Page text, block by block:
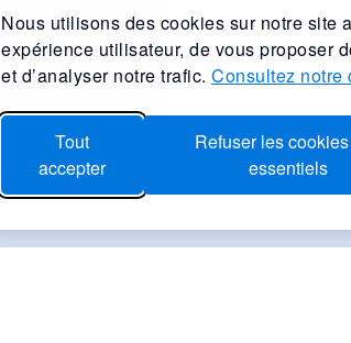
Nous utilisons des cookies sur notre site
expérience utilisateur, de vous proposer
et d’analyser notre trafic. Consultez notre
Tout
accepter
Refuser les
essentiels